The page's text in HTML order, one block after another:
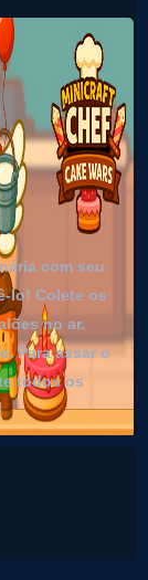
com seu
lo! Colete os
no ar.
Para assar o
todos os